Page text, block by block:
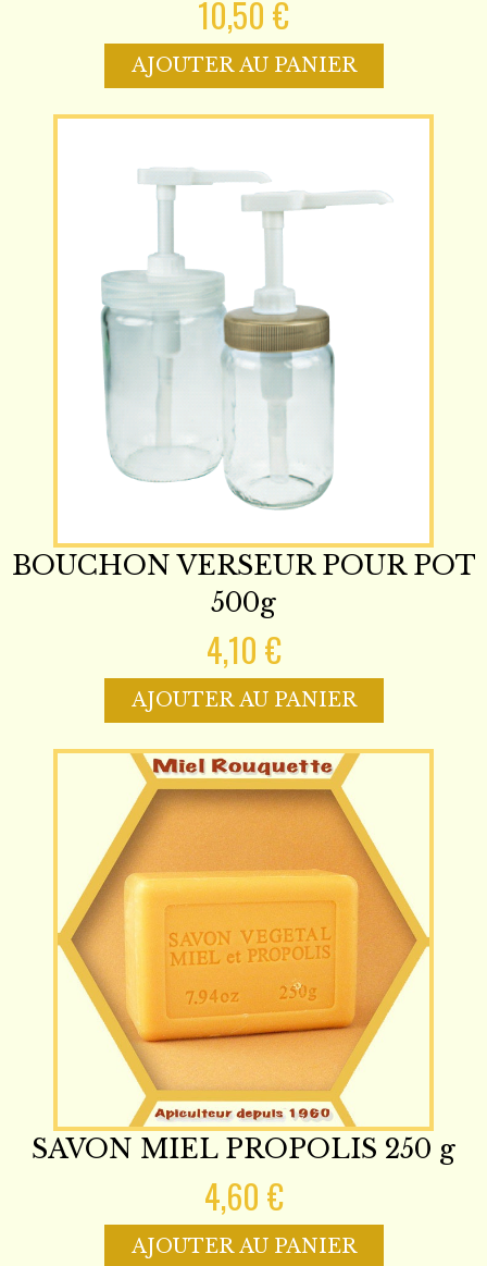
10,50 €
AJOUTER AU PANIER
BOUCHON VERSEUR POUR POT
500g
4,10 €
AJOUTER AU PANIER
SAVON MIEL PROPOLIS 250 g
4,60 €
AJOUTER AU PANIER